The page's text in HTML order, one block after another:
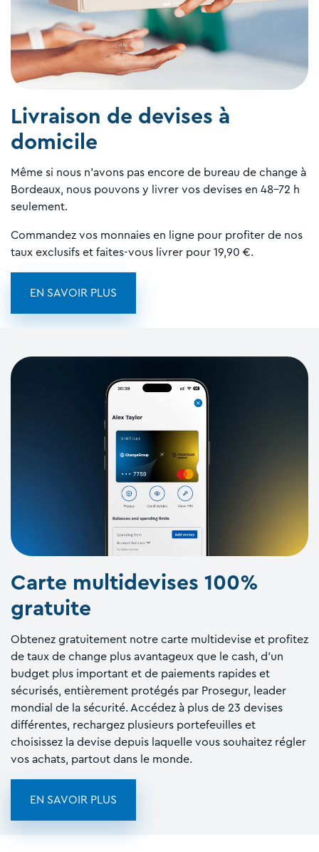
Livraison de devises à
domicile
Même si nous n'avons pas encore de bureau de change à
Bordeaux, nous pouvons y livrer vos devises en 48-72 h
seulement.
Commandez vos monnaies en ligne pour profiter de nos
taux exclusifs et faites-vous livrer pour 19,90 €.
EN SAVOIR PLUS
Carte multidevises 100%
gratuite
Obtenez gratuitement notre carte multidevise et profitez
de taux de change plus avantageux que le cash, d'un
budget plus important et de paiements rapides et
sécurisés, entièrement protégés par Prosegur, leader
mondial de la sécurité. Accédez à plus de 23 devises
différentes, rechargez plusieurs portefeuilles et
choisissez la devise depuis laquelle vous souhaitez régler
vos achats, partout dans le monde.
EN SAVOIR PLUS